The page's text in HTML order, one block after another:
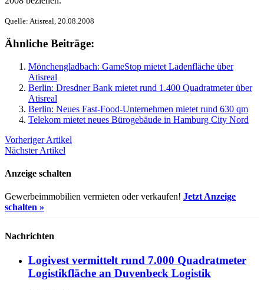
Quelle: Atisreal, 20.08.2008
Ähnliche Beiträge:
Mönchengladbach: GameStop mietet Ladenfläche über
Atisreal
Berlin: Dresdner Bank mietet rund 1.400 Quadratmeter über
Atisreal
Berlin: Neues Fast-Food-Unternehmen mietet rund 630 qm
Telekom mietet neues Bürogebäude in Hamburg City Nord
Vorheriger Artikel
Nächster Artikel
Anzeige schalten
Gewerbeimmobilien vermieten oder verkaufen! Jetzt Anzeige
schalten »
Nachrichten
Logivest vermittelt rund 7.000 Quadratmeter
Logistikfläche an Duvenbeck Logistik